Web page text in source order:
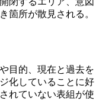
箇所が散見される。
目的、現在と過去を
化していることに好
れていない表組が使